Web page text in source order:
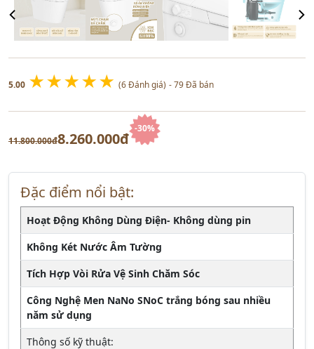
5.00 ★★★★★ (6 Đánh giá) - 79 Đã bán
11.800.000đ8.260.000đ
-30%
Đặc điểm nổi bật:
Hoạt Động Không Dùng Điện- Không dùng pin
Không Két Nước Âm Tường
Tích Hợp Vòi Rửa Vệ Sinh Chăm Sóc
Công Nghệ Men NaNo SNoC trắng bóng sau nhiều
năm sử dụng
Thông số kỹ thuật: